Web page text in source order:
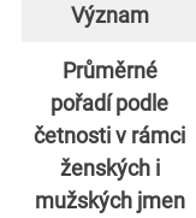
Význam
Průměrné
pořadí podle
četnosti v rámci
ženských i
mužských jmen